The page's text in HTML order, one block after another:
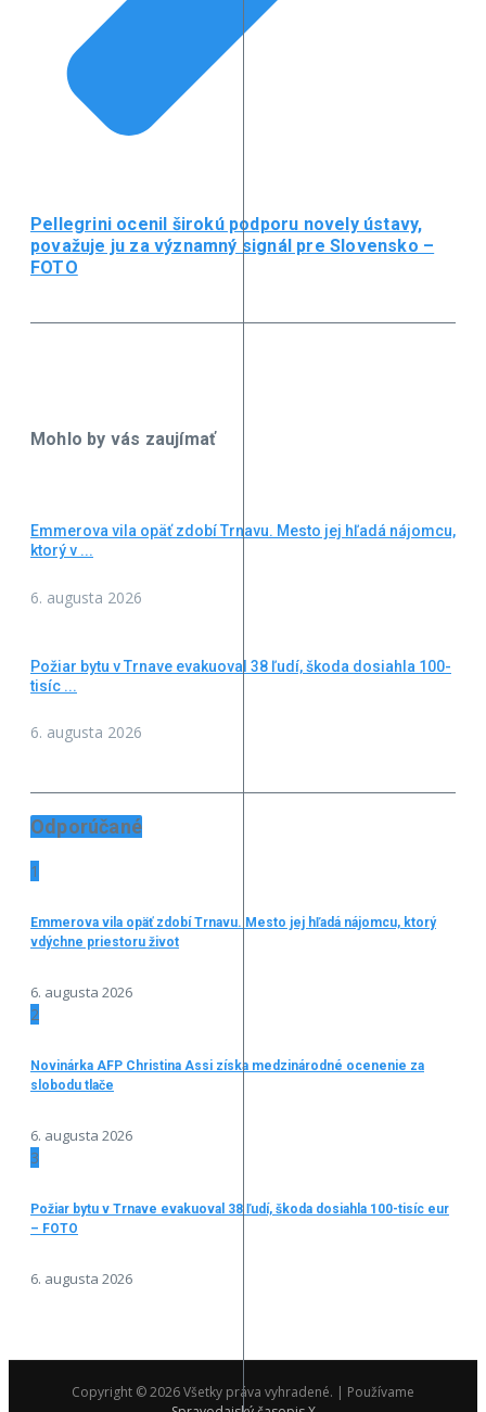
Pellegrini ocenil širokú podporu novely ústavy,
považuje ju za významný signál pre Slovensko –
FOTO
Mohlo by vás zaujímať
Emmerova vila opäť zdobí Trnavu. Mesto jej hľadá nájomcu,
ktorý v ...
6. augusta 2026
Požiar bytu v Trnave evakuoval 38 ľudí, škoda dosiahla 100-
tisíc ...
6. augusta 2026
Odporúčané
1
Emmerova vila opäť zdobí Trnavu. Mesto jej hľadá nájomcu, ktorý
vdýchne priestoru život
6. augusta 2026
2
Novinárka AFP Christina Assi získa medzinárodné ocenenie za
slobodu tlače
6. augusta 2026
3
Požiar bytu v Trnave evakuoval 38 ľudí, škoda dosiahla 100-tisíc eur
– FOTO
6. augusta 2026
Copyright © 2026 Všetky práva vyhradené. | Používame